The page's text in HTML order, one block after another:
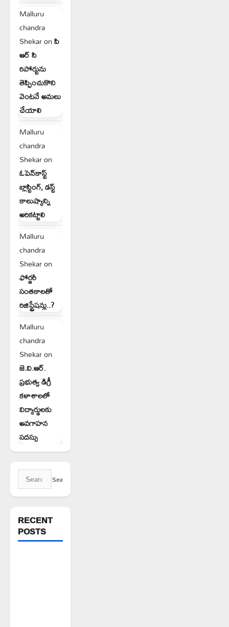
Malluru
chandra
Shekaronపి
ఆర్ సి
రిపోర్టును
తెప్పించుకొని
వెంటనే అమలు
చేయాలి
Malluru
chandra
Shekaron
ఓపెన్‌కాస్ట్
బ్లాస్టింగ్, డస్ట్
కాలుష్యాన్ని
అరికట్టాలి
Malluru
chandra
Shekaron
ఫోర్జరీ
సంతకాలతో
రిజిస్ట్రేషన్లు..?
Malluru
chandra
Shekaron
జె.వి.ఆర్.
ప్రభుత్వ డిగ్రీ
కళాశాలలో
విద్యార్థులకు
అవగాహన
సదస్సు
Search
for:
RECENT
POSTS